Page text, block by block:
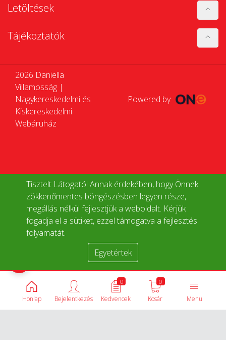
Tisztelt Látogató! Annak érdekében, hogy Önnek
zökkenőmentes böngészésben legyen része,
megállás nélkül fejlesztjük a weboldalt. Kérjük
fogadja el a sütiket, ezzel támogatva a fejlesztés
folyamatát.
Egyetértek
Letöltések
Tájékoztatók
2026 Daniella
Villamosság |
Nagykereskedelmi és
Kiskereskedelmi
Webáruház
Powered by
Honlap Menü
0
Kosár
0
Kedvencek
Bejelentkezés
Termékek összehasonlítása